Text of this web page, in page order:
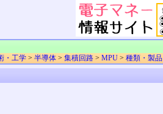
・工学 > 半導体 > 集積回路 > MPU > 種類・製品